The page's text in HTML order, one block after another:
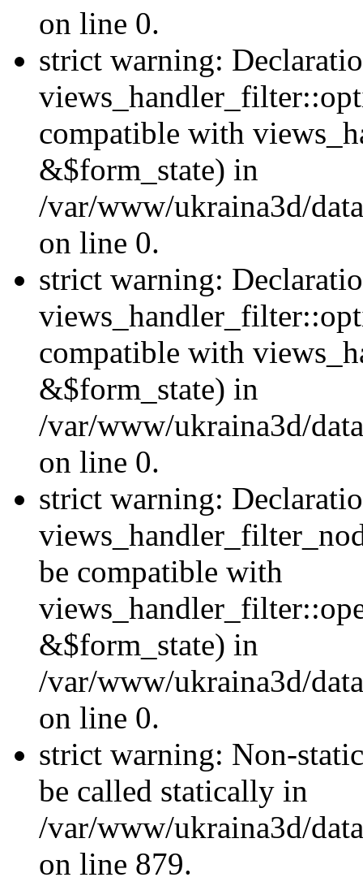
on line 0.
strict warning:
compatible with
&$form_state) in
/var/www/ukraina3d/
on line 0.
strict warning:
compatible with
&$form_state) in
/var/www/ukraina3d/
on line 0.
strict warning:
be compatible with
&$form_state) in
/var/www/ukraina3d/
on line 0.
strict warning: Non-
be called statically in
/var/www/ukraina3d/
on line 879.